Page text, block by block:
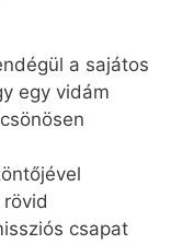
a sajátos
egy vidám
csapat